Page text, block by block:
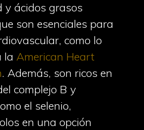
y ácidos grasos
son esenciales para
como lo
la American Heart
. Además, son ricos en
complejo B y
el selenio,
en una opción